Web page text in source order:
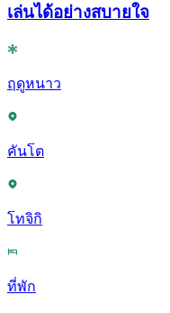
เล่นได้อย่างสบายใจ
ฤดูหนาว
คันโต
โทจิกิ
ที่พัก